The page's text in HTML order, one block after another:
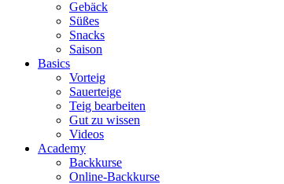
Gebäck
Süßes
Snacks
Saison
Basics
Vorteig
Sauerteige
Teig bearbeiten
Gut zu wissen
Videos
Academy
Backkurse
Online-Backkurse